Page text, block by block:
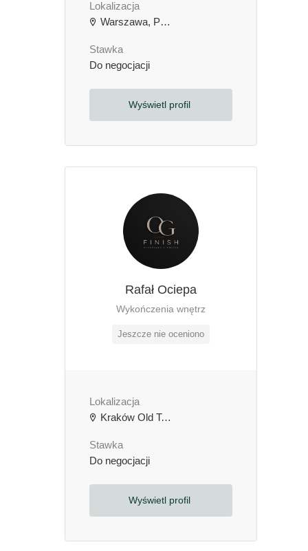
Lokalizacja
Warszawa, Polska
Stawka
Do negocjacji
Wyświetl profil
Rafał Ociepa
Wykończenia wnętrz
Jeszcze nie oceniono
Lokalizacja
Kraków Old Town, Kraków, Polska
Stawka
Do negocjacji
Wyświetl profil